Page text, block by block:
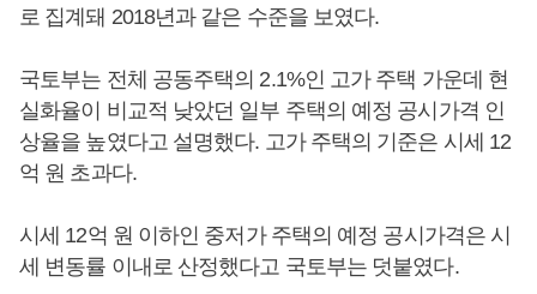
로 집계돼 2018년과 같은 수준을 보였다.
국토부는 전체 공동주택의 2.1%인 고가 주택 가운데 현
실화율이 비교적 낮았던 일부 주택의 예정 공시가격 인
상율을 높였다고 설명했다. 고가 주택의 기준은 시세 12
억 원 초과다.
시세 12억 원 이하인 중저가 주택의 예정 공시가격은 시
세 변동률 이내로 산정했다고 국토부는 덧붙였다.